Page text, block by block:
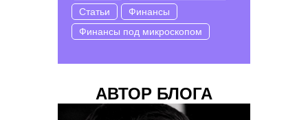
Статьи
Финансы
Финансы под микроскопом
АВТОР БЛОГА